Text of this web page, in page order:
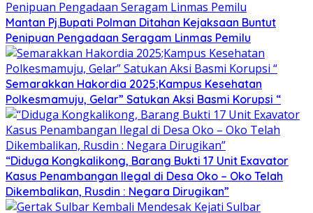
Mantan Pj.Bupati Polman Ditahan Kejaksaan Buntut
Penipuan Pengadaan Seragam Linmas Pemilu
Semarakkan Hakordia 2025;Kampus Kesehatan
Polkesmamuju, Gelar” Satukan Aksi Basmi Korupsi “
“Diduga Kongkalikong, Barang Bukti 17 Unit Exavator
Kasus Penambangan Ilegal di Desa Oko – Oko Telah
Dikembalikan, Rusdin : Negara Dirugikan”